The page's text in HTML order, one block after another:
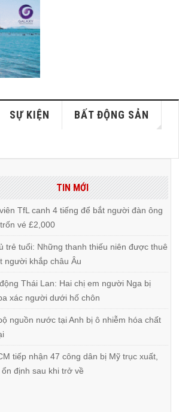
SỰ KIỆN BẤT ĐỘNG SẢN
TIN MỚI
TfL canh 4 tiếng để bắt người đàn ông
vé £2,000
trẻ tuổi: Những thanh thiếu niên được thuê
người khắp châu Âu
Thái Lan: Hai chị em người Nga bị
xác người dưới hố chôn
nguồn nước tại Anh bị ô nhiễm hóa chất
tiếp nhận 47 công dân bị Mỹ trục xuất,
định sau khi trở về